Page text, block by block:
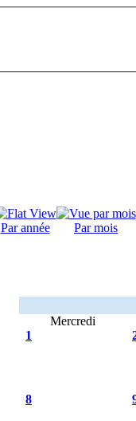
Par année Par mois
Mercredi
1
8